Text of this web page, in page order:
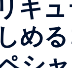
キ
め